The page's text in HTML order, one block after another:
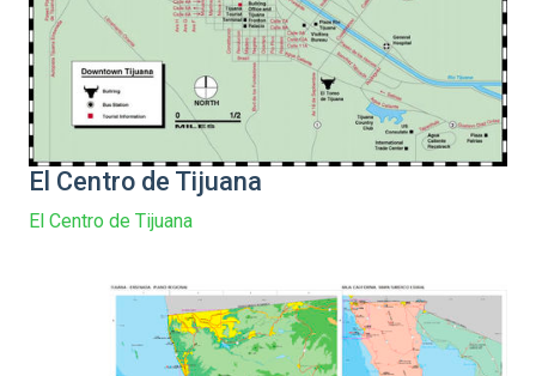
El Centro de Tijuana
El Centro de Tijuana